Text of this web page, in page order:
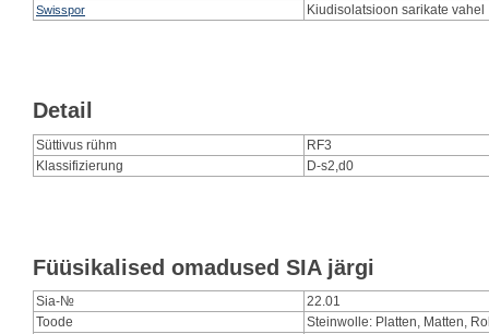
Swisspor
Kiudisolatsioon sarikate vahel
Detail
Süttivus rühm
RF3
Klassifizierung
D-s2,d0
Füüsikalised omadused SIA järgi
Sia-№
22.01
Toode
Steinwolle: Platten, Matten,